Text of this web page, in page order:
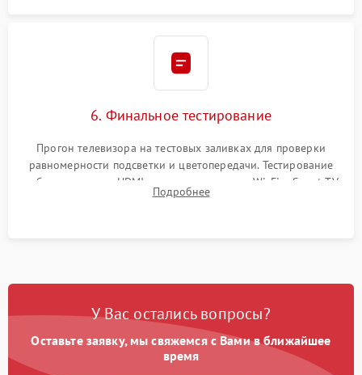
6. Финальное тестирование
Прогон телевизора на тестовых заливках для проверки
равномерности подсветки и цветопередачи. Тестирование
работы разъемов HDMI, динамиков, модуля Wi-Fi и Smart TV
в рабочем режиме в течение нескольких часов.
Подробнее
У Вас остались вопросы?
Оставьте заявку, мы свяжемся с Вами в ближайшее
время